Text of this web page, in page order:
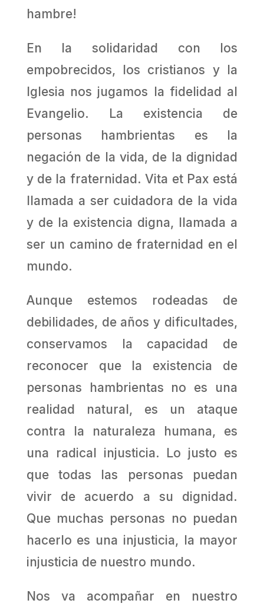
hambre!
En la solidaridad con los
empobrecidos, los cristianos y la
Iglesia nos jugamos la fidelidad al
Evangelio. La existencia de
personas hambrientas es la
negación de la vida, de la dignidad
y de la fraternidad. Vita et Pax está
llamada a ser cuidadora de la vida
y de la existencia digna, llamada a
ser un camino de fraternidad en el
mundo.
Aunque estemos rodeadas de
debilidades, de años y dificultades,
conservamos la capacidad de
reconocer que la existencia de
personas hambrientas no es una
realidad natural, es un ataque
contra la naturaleza humana, es
una radical injusticia. Lo justo es
que todas las personas puedan
vivir de acuerdo a su dignidad.
Que muchas personas no puedan
hacerlo es una injusticia, la mayor
injusticia de nuestro mundo.
Nos va acompañar en nuestro